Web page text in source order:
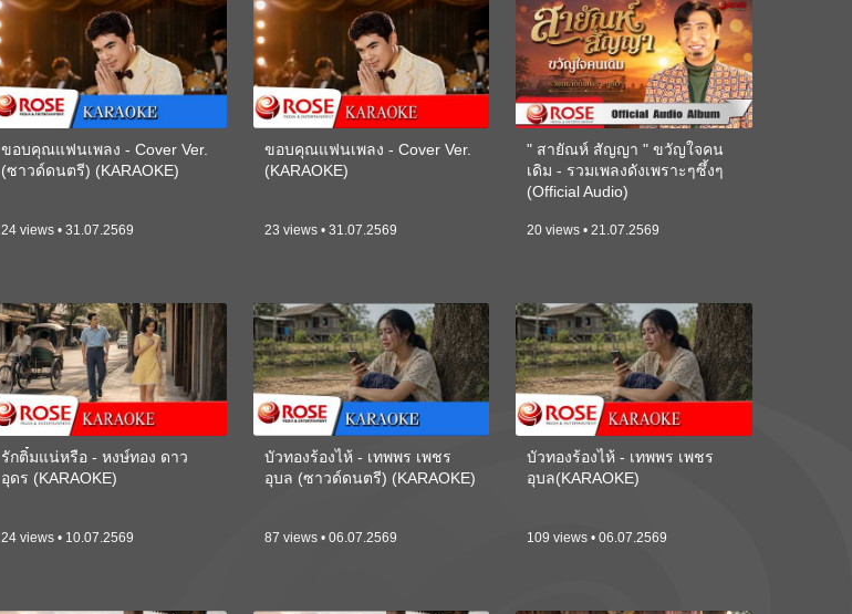
ขอบคุณแฟนเพลง - Cover Ver.
(ซาวด์ดนตรี) (KARAOKE)
24 views • 31.07.2569
ขอบคุณแฟนเพลง - Cover Ver.
(KARAOKE)
23 views • 31.07.2569
" สายัณห์ สัญญา " ขวัญใจคน
เดิม - รวมเพลงดังเพราะๆซึ้งๆ
(Official Audio)
20 views • 21.07.2569
รักติ๋มแน่หรือ - หงษ์ทอง ดาว
อุดร (KARAOKE)
24 views • 10.07.2569
บัวทองร้องไห้ - เทพพร เพชร
อุบล (ซาวด์ดนตรี) (KARAOKE)
87 views • 06.07.2569
บัวทองร้องไห้ - เทพพร เพชร
อุบล(KARAOKE)
109 views • 06.07.2569